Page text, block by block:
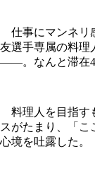
仕事にマンネリ
友選手専属の料理
――。なんと滞在4
料理人を目指す
スがたまり、「こ
心境を吐露した。